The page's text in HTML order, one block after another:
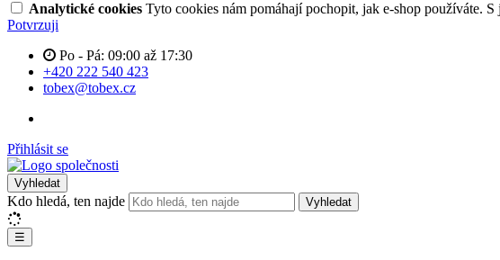
Analytické cookies Tyto cookies nám pomáhají pochopit, jak e-shop používáte.
Potvrzuji
Po - Pá: 09:00 až 17:30
+420 222 540 423
tobex@tobex.cz
Přihlásit se
Vyhledat
Kdo hledá, ten najde Vyhledat
☰